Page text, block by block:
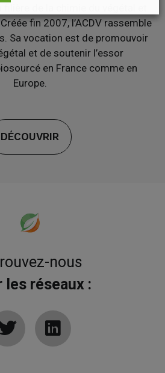
fin 2007, l’ACDV rassemble
Sa vocation est de promouvoir
et de soutenir l’essor
en France comme en
Europe.
DÉCOUVRIR
nous
les réseaux :